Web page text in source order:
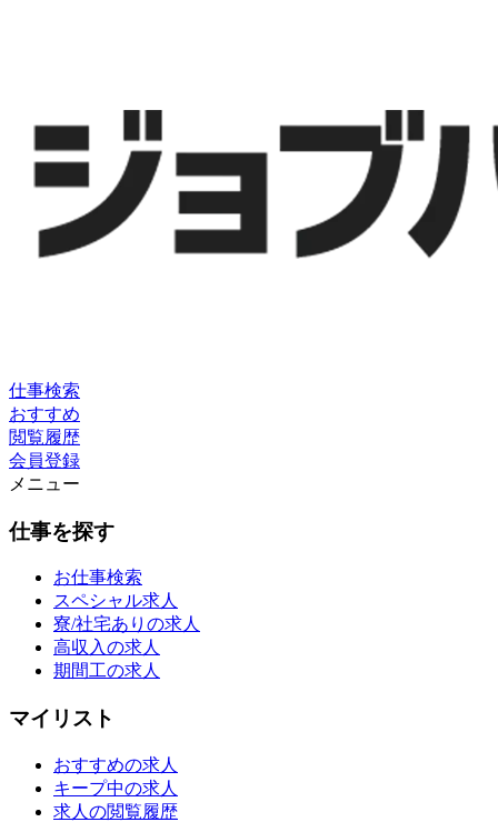
仕事検索
おすすめ
閲覧履歴
会員登録
メニュー
仕事を探す
お仕事検索
スペシャル求人
寮/社宅ありの求人
高収入の求人
期間工の求人
マイリスト
おすすめの求人
キープ中の求人
求人の閲覧履歴